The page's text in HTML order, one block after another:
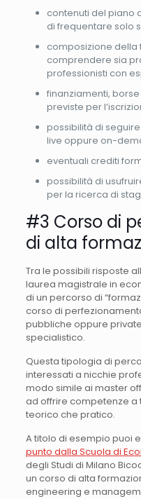
contenuti del piano
di frequentare solo
composizione
comprendere sia
professionisti con
finanziamenti,
previste per
possibilità di
live oppure on-
eventuali crediti
possibilità di
per la ricerca di
#3 Corso di
di alta
Tra le possibili risposte
laurea magistrale in
di un percorso di
corso di
pubbliche oppure
specialistico.
Questa tipologia di
interessati a nicchie
modo simile ai master
ad offrire competenze a
teorico che pratico.
A titolo di esempio puoi
punto dalla Scuola di
degli Studi di Milano
un corso di alta
engineering e